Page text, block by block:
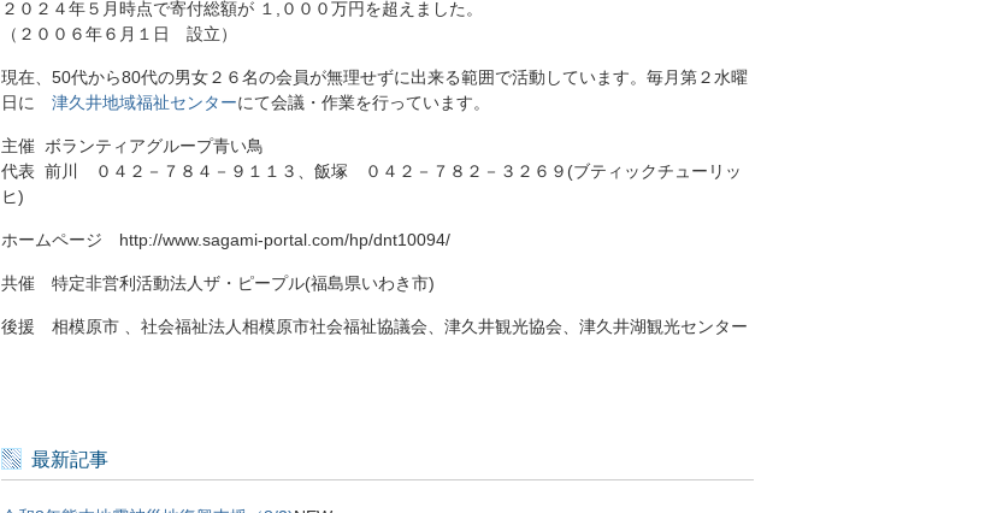
２０２４年５月時点で寄付総額が １,０００万円を超えました。
（２００６年６月１日 設立）
現在、50代から80代の男女２６名の会員が無理せずに出来る範囲で活動しています。毎月第２水曜
日に 津久井地域福祉センターにて会議・作業を行っています。
主催 ボランティアグループ青い鳥
代表 前川 ０４２－７８４－９１１３、飯塚 ０４２－７８２－３２６９(ブティックチューリッ
ヒ)
ホームページ http://www.sagami-portal.com/hp/dnt10094/
共催 特定非営利活動法人ザ・ピープル(福島県いわき市)
後援 相模原市 、社会福祉法人相模原市社会福祉協議会、津久井観光協会、津久井湖観光センター
最新記事